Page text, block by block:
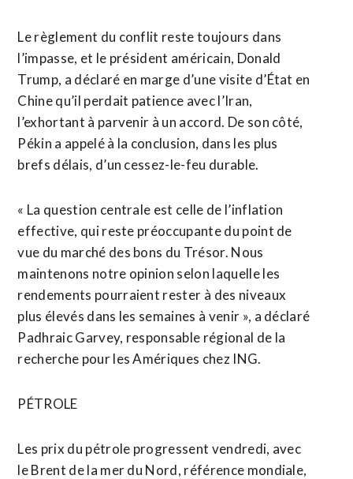
Le règlement du conflit reste toujours dans
l’impasse, et le président américain, Donald
Trump, a déclaré en marge d’une visite d’État en
Chine qu’il perdait patience avec l’Iran,
l’exhortant à parvenir à un accord. De son côté,
Pékin a appelé à la conclusion, dans les plus
brefs délais, d’un cessez-le-feu durable.
« La question centrale est celle de l’inflation
effective, qui reste préoccupante du point de
vue du marché des bons du Trésor. Nous
maintenons notre opinion selon laquelle les
rendements pourraient rester ⁠à des niveaux
plus élevés dans les semaines à venir », a déclaré
Padhraic Garvey, responsable régional de la
recherche pour les Amériques chez ING.
PÉTROLE
Les prix du pétrole progressent vendredi, avec
le Brent de la mer du Nord, référence mondiale,